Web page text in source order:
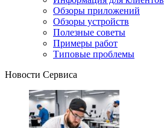
Обзоры приложений
Обзоры устройств
Полезные советы
Примеры работ
Типовые проблемы
Новости Сервиса